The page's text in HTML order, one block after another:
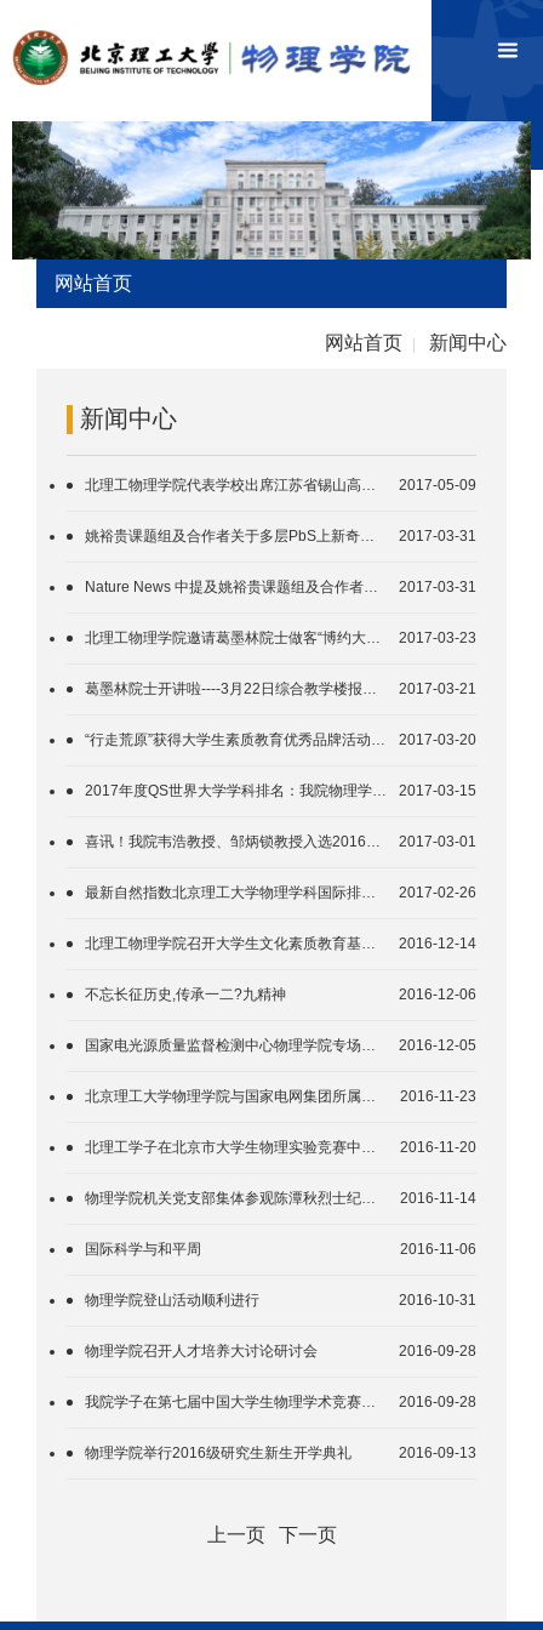
网站首页
网站首页 新闻中心
新闻中心
2017-05-09
北理工物理学院代表学校出席江苏省锡山高级中学建校110周年校庆
2017-03-31
姚裕贵课题组及合作者关于多层PbS上新奇拓扑性质的研究受到Advanced Science News 关注
2017-03-31
Nature News 中提及姚裕贵课题组及合作者在高温超导中的工作
2017-03-23
北理工物理学院邀请葛墨林院士做客“博约大讲堂”
2017-03-21
葛墨林院士开讲啦----3月22日综合教学楼报告厅
2017-03-20
“行走荒原”获得大学生素质教育优秀品牌活动金牌
2017-03-15
2017年度QS世界大学学科排名：我院物理学科国内排名第8
2017-03-01
喜讯！我院韦浩教授、邹炳锁教授入选2016年中国高被引学者榜单！
2017-02-26
最新自然指数北京理工大学物理学科国际排名161，国内排名15
2016-12-14
北理工物理学院召开大学生文化素质教育基地建设研讨会
2016-12-06
不忘长征历史,传承一二?九精神
2016-12-05
国家电光源质量监督检测中心物理学院专场招聘会成功举办
2016-11-23
北京理工大学物理学院与国家电网集团所属企业签署合作协议
2016-11-20
北理工学子在北京市大学生物理实验竞赛中取得优异成绩
2016-11-14
物理学院机关党支部集体参观陈潭秋烈士纪念展
2016-11-06
国际科学与和平周
2016-10-31
物理学院登山活动顺利进行
2016-09-28
物理学院召开人才培养大讨论研讨会
2016-09-28
我院学子在第七届中国大学生物理学术竞赛中获得佳绩
2016-09-13
物理学院举行2016级研究生新生开学典礼
上一页 下一页